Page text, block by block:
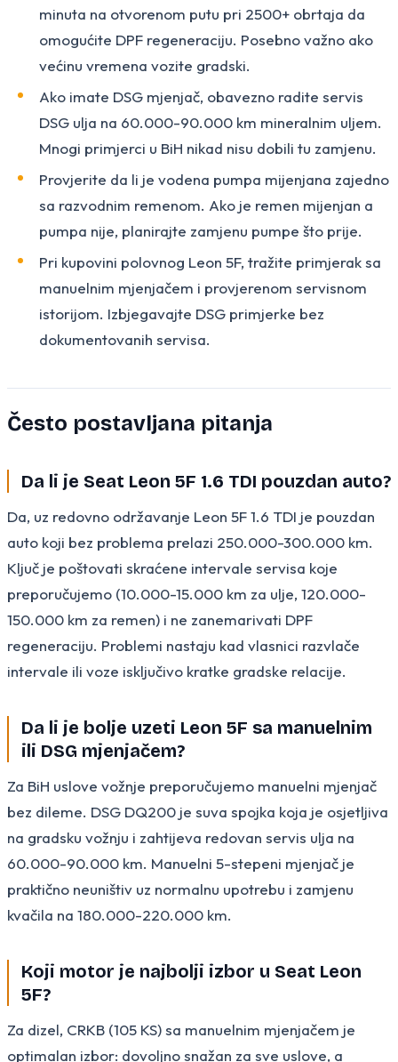
minuta na otvorenom putu pri 2500+ obrtaja da
omogućite DPF regeneraciju. Posebno važno ako
većinu vremena vozite gradski.
Ako imate DSG mjenjač, obavezno radite servis
DSG ulja na 60.000-90.000 km mineralnim uljem.
Mnogi primjerci u BiH nikad nisu dobili tu zamjenu.
Provjerite da li je vodena pumpa mijenjana zajedno
sa razvodnim remenom. Ako je remen mijenjan a
pumpa nije, planirajte zamjenu pumpe što prije.
Pri kupovini polovnog Leon 5F, tražite primjerak sa
manuelnim mjenjačem i provjerenom servisnom
istorijom. Izbjegavajte DSG primjerke bez
dokumentovanih servisa.
Često postavljana pitanja
Da li je Seat Leon 5F 1.6 TDI pouzdan auto?
Da, uz redovno održavanje Leon 5F 1.6 TDI je pouzdan
auto koji bez problema prelazi 250.000-300.000 km.
Ključ je poštovati skraćene intervale servisa koje
preporučujemo (10.000-15.000 km za ulje, 120.000-
150.000 km za remen) i ne zanemarivati DPF
regeneraciju. Problemi nastaju kad vlasnici razvlače
intervale ili voze isključivo kratke gradske relacije.
Da li je bolje uzeti Leon 5F sa manuelnim
ili DSG mjenjačem?
Za BiH uslove vožnje preporučujemo manuelni mjenjač
bez dileme. DSG DQ200 je suva spojka koja je osjetljiva
na gradsku vožnju i zahtijeva redovan servis ulja na
60.000-90.000 km. Manuelni 5-stepeni mjenjač je
praktično neuništiv uz normalnu upotrebu i zamjenu
kvačila na 180.000-220.000 km.
Koji motor je najbolji izbor u Seat Leon
5F?
Za dizel, CRKB (105 KS) sa manuelnim mjenjačem je
optimalan izbor: dovoljno snažan za sve uslove, a